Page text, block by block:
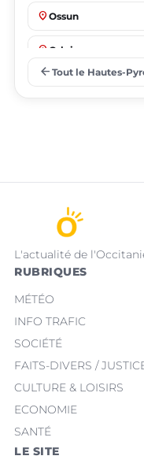
place Ossun
place Orleix
arrow_back Tout le Hautes-
L'actualité de
RUBRIQUES
MÉTÉO
INFO TRAFIC
SOCIÉTÉ
FAITS-DIVERS /
CULTURE & LOISIRS
ECONOMIE
SANTÉ
LE SITE